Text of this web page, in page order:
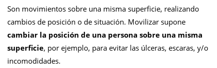
Son movimientos sobre una misma superficie, realizando
cambios de posición o de situación. Movilizar supone
cambiar la posición de una persona sobre una misma
superficie, por ejemplo, para evitar las úlceras, escaras, y/o
incomodidades.